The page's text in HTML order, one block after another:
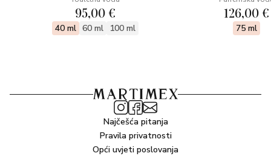
95,00 €
40 ml 60 ml 100 ml
126,00 €
75 ml
Najčešća pitanja
Pravila privatnosti
Opći uvjeti poslovanja